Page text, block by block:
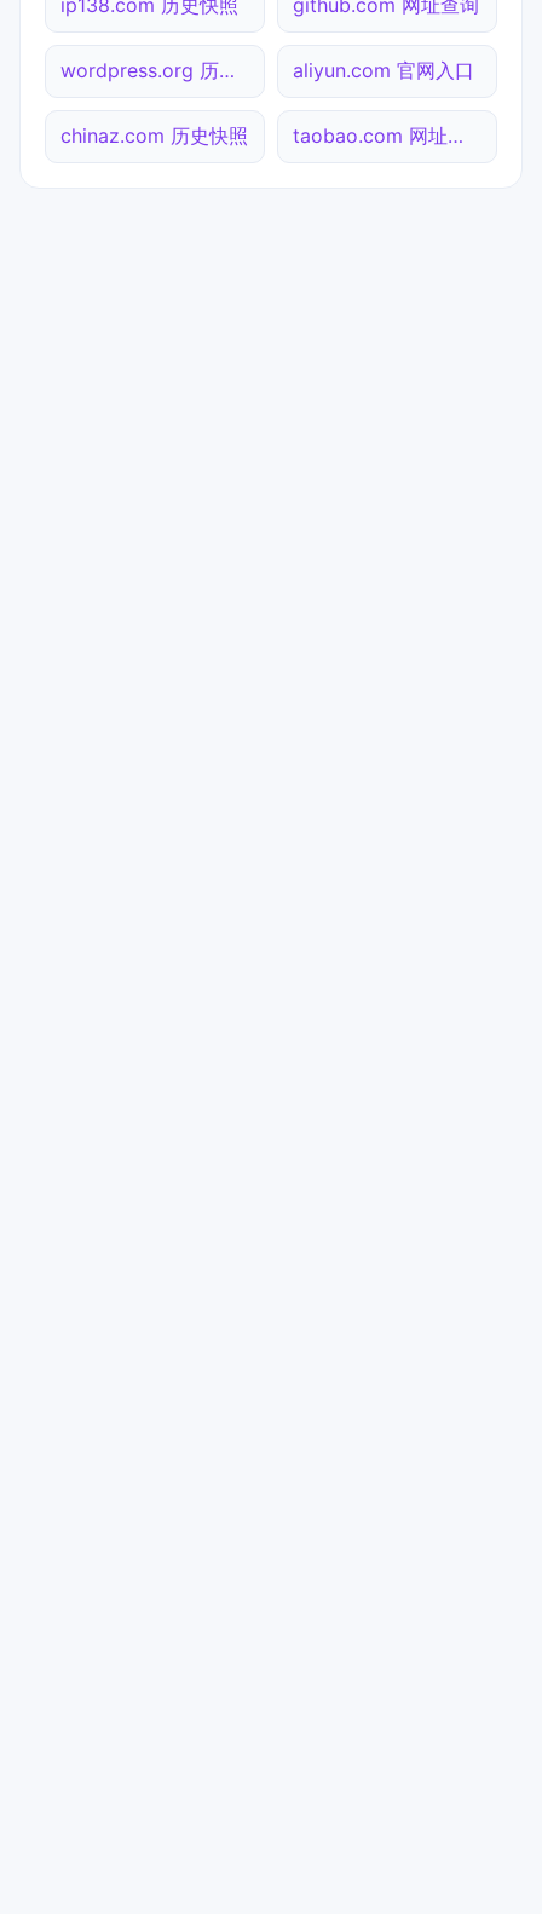
ip138.com 历史快照 github.com 网址查询
wordpress.org 历史快照 aliyun.com 官网入口
chinaz.com 历史快照 taobao.com 网址查询